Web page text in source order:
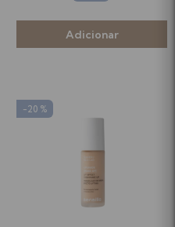
-20 %